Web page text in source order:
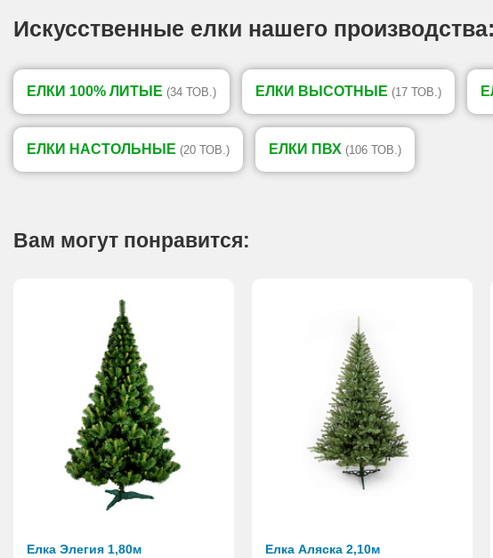
Искусственные елки нашего производства:
ЕЛКИ 100% ЛИТЫЕ (34 ТОВ.) ЕЛКИ ВЫСОТНЫЕ (17 ТОВ.)
ЕЛКИ НАСТОЛЬНЫЕ (20 ТОВ.) ЕЛКИ ПВХ (106 ТОВ.)
Вам могут понравится:
Елка Элегия 1,80м Елка Аляска 2,10м